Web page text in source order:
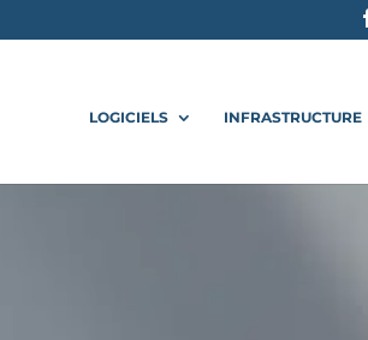
LOGICIELS INFRASTRUCTURE